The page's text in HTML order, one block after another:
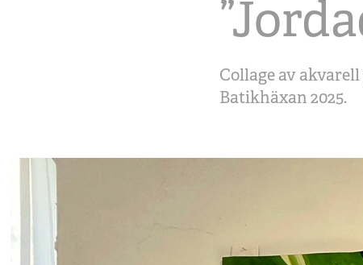
Collage av akvarell
Batikhäxan 2025.